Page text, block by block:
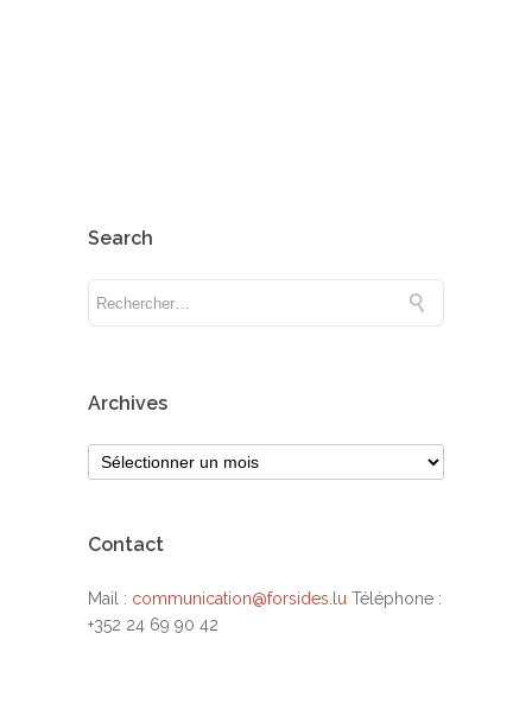
Search
Archives
Contact
Mail : communication@forsides.lu Téléphone :
+352 24 69 90 42